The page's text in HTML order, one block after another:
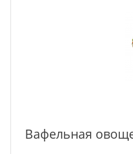
Вафельная